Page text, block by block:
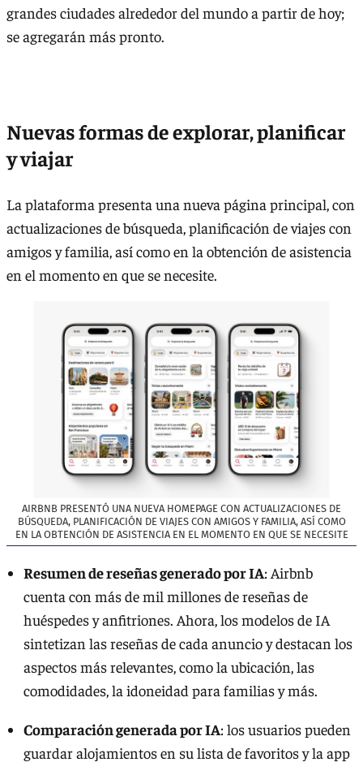
grandes ciudades alrededor del mundo a partir de hoy;
se agregarán más pronto.
Nuevas formas de explorar, planificar
y viajar
La plataforma presenta una nueva página principal, con
actualizaciones de búsqueda, planificación de viajes con
amigos y familia, así como en la obtención de asistencia
en el momento en que se necesite.
AIRBNB PRESENTÓ UNA NUEVA HOMEPAGE CON ACTUALIZACIONES DE
BÚSQUEDA, PLANIFICACIÓN DE VIAJES CON AMIGOS Y FAMILIA, ASÍ COMO
EN LA OBTENCIÓN DE ASISTENCIA EN EL MOMENTO EN QUE SE NECESITE
Resumen de reseñas generado por IA: Airbnb
cuenta con más de mil millones de reseñas de
huéspedes y anfitriones. Ahora, los modelos de IA
sintetizan las reseñas de cada anuncio y destacan los
aspectos más relevantes, como la ubicación, las
comodidades, la idoneidad para familias y más.
Comparación generada por IA: los usuarios pueden
guardar alojamientos en su lista de favoritos y la app